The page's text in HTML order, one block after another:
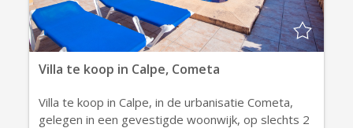
Villa te koop in Calpe, Cometa
Villa te koop in Calpe, in de urbanisatie Cometa,
gelegen in een gevestigde woonwijk, op slechts 2